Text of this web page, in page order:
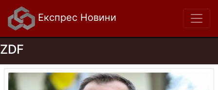
Експрес Новини
ZDF